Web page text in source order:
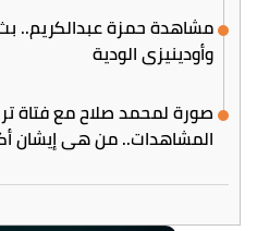
مشاهدة حمزة عبدالكريم..
وأودينيزي الودية
صورة لمحمد صلاح مع فتاة
المشاهدات.. من هي إيشان